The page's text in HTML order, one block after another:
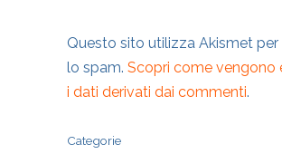
Questo sito utilizza Akismet per
lo spam. Scopri come vengono
i dati derivati dai commenti.
Categorie